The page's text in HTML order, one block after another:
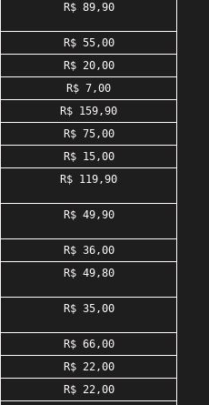
R$ 89,90
R$ 55,00
R$ 20,00
R$ 7,00
R$ 159,90
R$ 75,00
R$ 15,00
R$ 119,90
R$ 49,90
R$ 36,00
R$ 49,80
R$ 35,00
R$ 66,00
R$ 22,00
R$ 22,00